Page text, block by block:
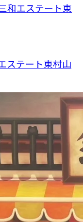
和エステート東
ステート東村山